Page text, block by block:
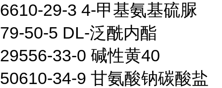
6610-29-3 4-甲基氨基硫脲
79-50-5 DL-泛酰内酯
29556-33-0 碱性黄40
50610-34-9 甘氨酸钠碳酸盐